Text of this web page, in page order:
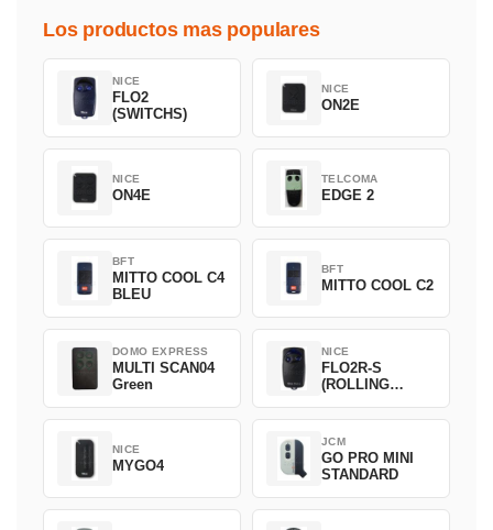
Los productos mas populares
NICE
FLO2
(SWITCHS)
NICE
ON2E
NICE
ON4E
TELCOMA
EDGE 2
BFT
MITTO COOL C4
BLEU
BFT
MITTO COOL C2
DOMO EXPRESS
MULTI SCAN04
Green
NICE
FLO2R-S
(ROLLING
NICE
MYGO4
JCM
GO PRO MINI
STANDARD